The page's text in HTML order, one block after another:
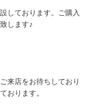
しております。ご購入
します♪
来店をお待ちしており
おります。